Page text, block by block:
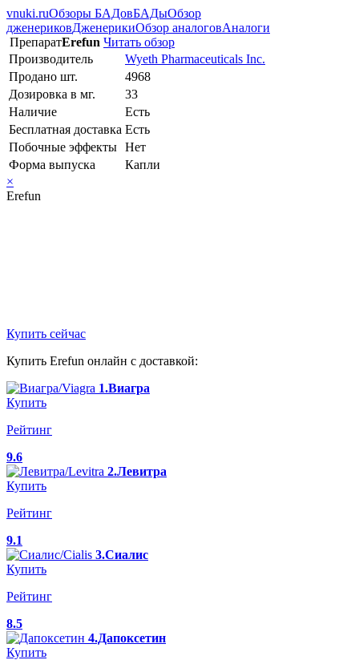
vnuki.ruОбзоры БАДовБАДыОбзор
дженериковДженерикиОбзор аналоговАналоги
ПрепаратErefun Читать обзор
Производитель
Wyeth Pharmaceuticals Inc.
Продано шт.
4968
Дозировка в мг.
33
Наличие
Есть
Бесплатная доставка Есть
Побочные эффекты Нет
Форма выпуска
Капли
×
Erefun
Купить сейчас
Купить Erefun онлайн с доставкой:
1.Виагра
Купить
Рейтинг
9.6
2.Левитра
Купить
Рейтинг
9.1
3.Сиалис
Купить
Рейтинг
8.5
4.Дапоксетин
Купить